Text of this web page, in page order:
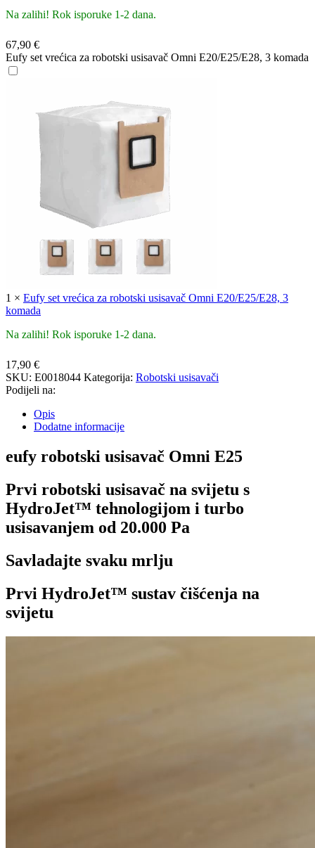
Na zalihi! Rok isporuke 1-2 dana.
67,90 €
Eufy set vrećica za robotski usisavač Omni E20/E25/E28, 3 komada
1 × Eufy set vrećica za robotski usisavač Omni E20/E25/E28, 3
komada
Na zalihi! Rok isporuke 1-2 dana.
17,90 €
SKU: E0018044 Kategorija: Robotski usisavači
Podijeli na:
Opis
Dodatne informacije
eufy robotski usisavač Omni E25
Prvi robotski usisavač na svijetu s
HydroJet™ tehnologijom i turbo
usisavanjem od 20.000 Pa
Savladajte svaku mrlju
Prvi HydroJet™ sustav čišćenja na
svijetu